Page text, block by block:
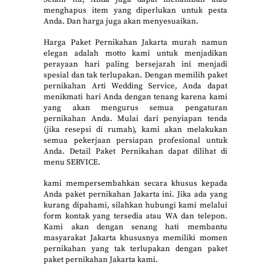
menghapus item yang diperlukan untuk pesta
Anda. Dan harga juga akan menyesuaikan.
Harga Paket Pernikahan Jakarta murah namun
elegan adalah motto kami untuk menjadikan
perayaan hari paling bersejarah ini menjadi
spesial dan tak terlupakan. Dengan memilih paket
pernikahan Arti Wedding Service, Anda dapat
menikmati hari Anda dengan tenang karena kami
yang akan mengurus semua pengaturan
pernikahan Anda. Mulai dari penyiapan tenda
(jika resepsi di rumah), kami akan melakukan
semua pekerjaan persiapan profesional untuk
Anda. Detail Paket Pernikahan dapat dilihat di
menu SERVICE.
kami mempersembahkan secara khusus kepada
Anda paket pernikahan Jakarta ini. Jika ada yang
kurang dipahami, silahkan hubungi kami melalui
form kontak yang tersedia atau WA dan telepon.
Kami akan dengan senang hati membantu
masyarakat Jakarta khususnya memiliki momen
pernikahan yang tak terlupakan dengan paket
paket pernikahan Jakarta kami.